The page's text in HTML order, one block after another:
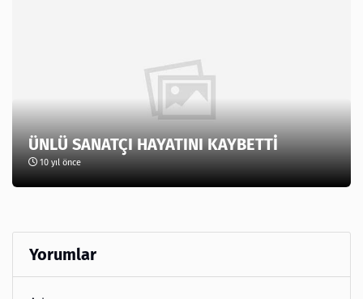
ÜNLÜ SANATÇI HAYATINI KAYBETTİ
10 yıl önce
Yorumlar